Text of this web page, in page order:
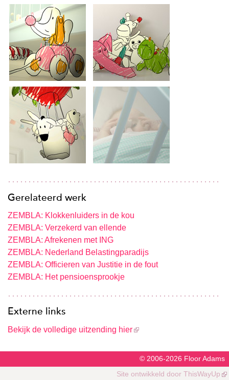
Gerelateerd werk
ZEMBLA: Klokkenluiders in de kou
ZEMBLA: Verzekerd van ellende
ZEMBLA: Afrekenen met ING
ZEMBLA: Nederland Belastingparadijs
ZEMBLA: Officieren van Justitie in de fout
ZEMBLA: Het pensioensprookje
Externe links
Bekijk de volledige uitzending hier
© 2006-2026 Floor Adams
Site ontwikkeld door ThisWayUp